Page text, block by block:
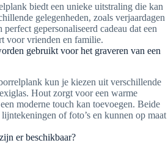
biedt een unieke uitstraling die kan
gelegenheden, zoals verjaardagen
gepersonaliseerd cadeau dat een
voor vrienden en familie.
gebruikt voor het graveren van een
kun je kiezen uit verschillende
Hout zorgt voor een warme
moderne touch kan toevoegen. Beide
of foto’s en kunnen op maat
er beschikbaar?